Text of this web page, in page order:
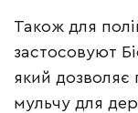
Також для
застосовуют
який дозволяє
мульчу для